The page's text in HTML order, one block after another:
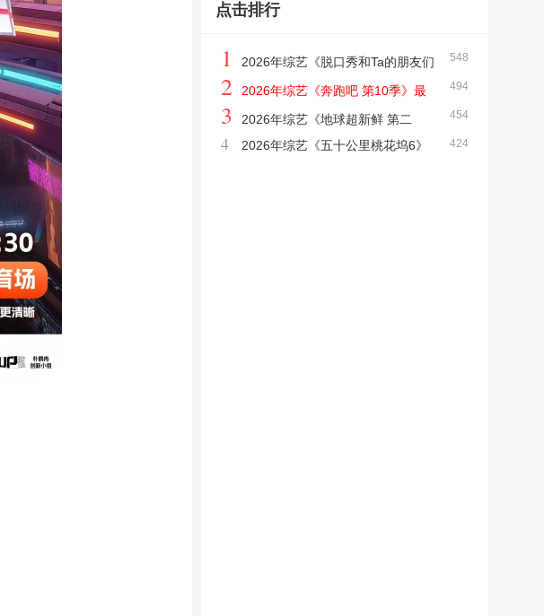
点击排行
548
1
2026年综艺《脱口秀和Ta的朋友们
第三季》最新综艺下载
494
2
2026年综艺《奔跑吧 第10季》最
新综艺下载【1-10季全】
454
3
2026年综艺《地球超新鲜 第二
季》最新综艺下载
424
4
2026年综艺《五十公里桃花坞6》